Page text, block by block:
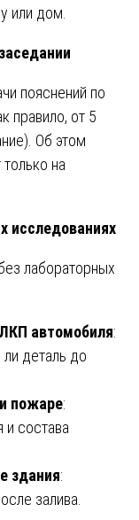
или дом.
пояснений по
правило, от 5
Об этом
на
исследованиях
лабораторных
автомобиля:
деталь до
пожаре:
и состава
здания:
залива.